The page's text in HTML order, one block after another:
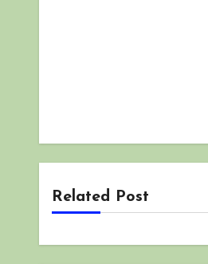
Related Post